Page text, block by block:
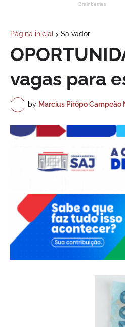
Página inicial Salvador
vagas para
by Marcius Pirôpo Campeão